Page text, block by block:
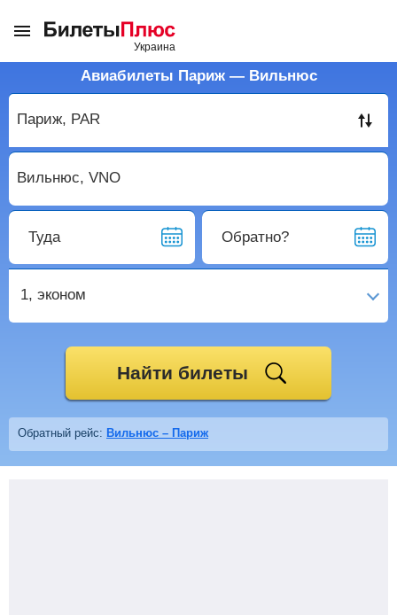
Авиабилеты Париж — Вильнюс
Туда Обратно?
1, эконом
Найти билеты
Обратный рейс: Вильнюс – Париж